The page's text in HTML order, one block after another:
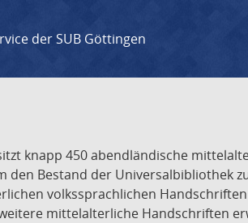
der SUB Göttingen
knapp 450 abendländische
Bestand der Universalbibliothek
volkssprachlichen
mittelalterliche Handschriften